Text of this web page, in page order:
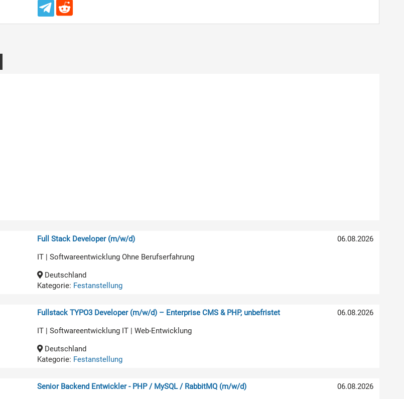
06.08.2026
Full Stack Developer (m/w/d)
IT | Softwareentwicklung Ohne Berufserfahrung
Deutschland
Kategorie: Festanstellung
06.08.2026
Fullstack TYPO3 Developer (m/w/d) – Enterprise CMS & PHP, unbefristet
IT | Softwareentwicklung IT | Web-Entwicklung
Deutschland
Kategorie: Festanstellung
06.08.2026
Senior Backend Entwickler - PHP / MySQL / RabbitMQ (m/w/d)